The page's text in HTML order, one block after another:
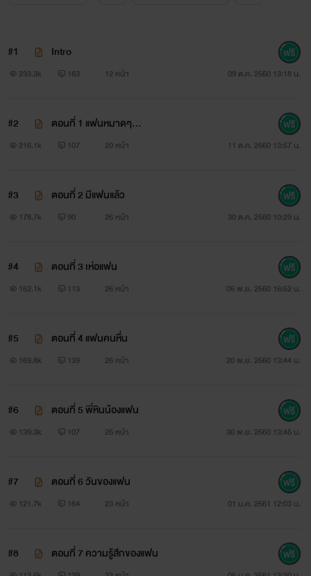
ขณะที่คนอื่นสวดมนต์ข้ามปี ปาร์ตี้ข้ามปี เมาข้ามปี เที่ยวข้ามปี
แต่เขา...เอากันข้ามปี
♦♦♦♦♦♦♦♦♦♦♦♦♦♦♦♦♦♦♦♦♦♦
ศิลา(หิ
“ชอบกูรึไง”
#1 Intro
233.3k 163 12 หน้า 09 ต.ค. 2560 13:18 น.
#2 ตอนที่ 1 แฟนหมาดๆ...
216.1k 107 20 หน้า 11 ต.ค. 2560 13:57 น.
#3 ตอนที่ 2 มีแฟนแล้ว
178.7k 90 26 หน้า 30 ต.ค. 2560 10:29 น.
#4 ตอนที่ 3 เห่อแฟน
162.1k 113 26 หน้า 05 พ.ย. 2560 16:52 น.
#5 ตอนที่ 4 แฟนคนหื่น
169.8k 139 26 หน้า 20 พ.ย. 2560 13:44 น.
#6 ตอนที่ 5 พี่หินน้องแฟน
139.3k 107 25 หน้า 30 พ.ย. 2560 13:45 น.
#7 ตอนที่ 6 วันของแฟน
121.7k 164 23 หน้า 01 ม.ค. 2561 12:03 น.
#8 ตอนที่ 7 ความรู้สึกของแฟน